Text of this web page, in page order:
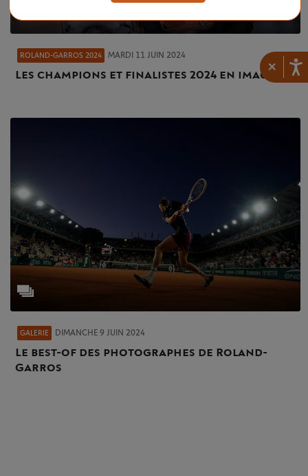
×
ROLAND-GARROS 2024 MARDI 11 JUIN 2024
Les champions et finalistes 2024 en images
GALERIE DIMANCHE 9 JUIN 2024
Le best-of des photographes de Roland-
Garros